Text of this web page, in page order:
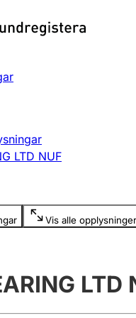
LTD NUF
Vis alle opplysninger
LTD